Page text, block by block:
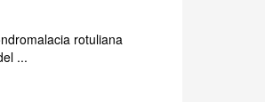
rotuliana
...